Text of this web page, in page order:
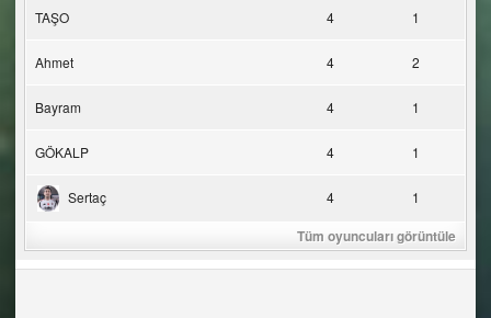
TAŞO 4 1
Ahmet 4 2
Bayram 4 1
GÖKALP 4 1
Sertaç 4 1
Tüm oyuncuları görüntüle